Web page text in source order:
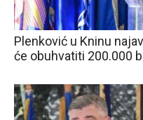
Plenković u Kninu
će obuhvatiti 200.000